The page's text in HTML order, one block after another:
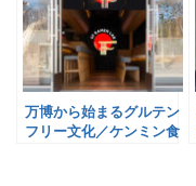
万博から始まるグルテン
フリー文化／ケンミン食